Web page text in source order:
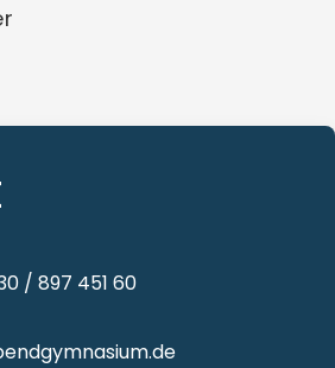
/ 897 451 60